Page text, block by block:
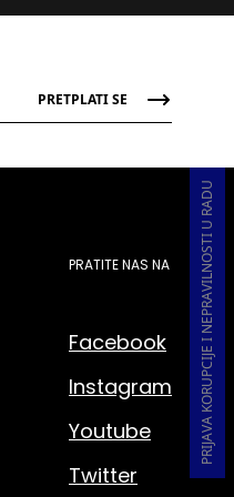
PRETPLATI SE
PRIJAVA KORUPCIJE I NEPRAVILNOSTI U RADU
PRATITE NAS NA
Facebook
Instagram
Youtube
Twitter